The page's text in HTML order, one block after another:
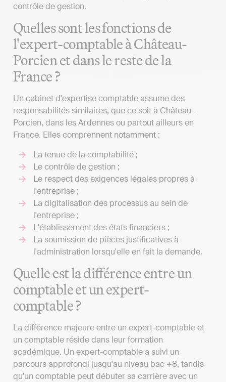
contrôle de gestion.
Quelles sont les fonctions de
l'expert-comptable à Château-
Porcien et dans le reste de la
France ?
Un cabinet d'expertise comptable assume des
responsabilités similaires, que ce soit à Château-
Porcien, dans les Ardennes ou partout ailleurs en
France. Elles comprennent notamment :
La tenue de la comptabilité ;
Le contrôle de gestion ;
Le respect des exigences légales propres à
l'entreprise ;
La digitalisation des processus au sein de
l'entreprise ;
L'établissement des états financiers ;
La soumission de pièces justificatives à
l'administration lorsqu'elle en fait la demande.
Quelle est la différence entre un
comptable et un expert-
comptable ?
La différence majeure entre un expert-comptable et
un comptable réside dans leur formation
académique. Un expert-comptable a suivi un
parcours approfondi jusqu'au niveau bac +8, tandis
qu'un comptable peut débuter sa carrière avec un